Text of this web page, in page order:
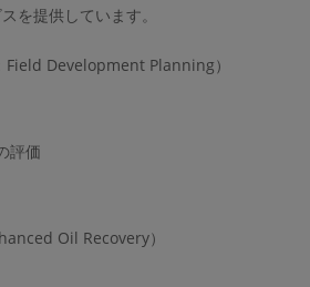
を提供しています。
Field Development Planning）
評価
Oil Recovery）